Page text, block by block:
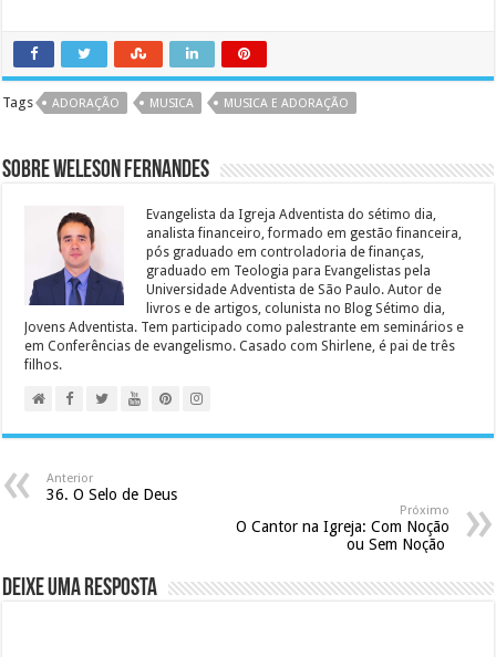
Tags ADORAÇÃO MUSICA MUSICA E ADORAÇÃO
Sobre Weleson Fernandes
Evangelista da Igreja Adventista do sétimo dia,
analista financeiro, formado em gestão financeira,
pós graduado em controladoria de finanças,
graduado em Teologia para Evangelistas pela
Universidade Adventista de São Paulo. Autor de
livros e de artigos, colunista no Blog Sétimo dia,
Jovens Adventista. Tem participado como palestrante em seminários e
em Conferências de evangelismo. Casado com Shirlene, é pai de três
filhos.
Anterior
36. O Selo de Deus
Próximo
O Cantor na Igreja: Com Noção
ou Sem Noção
Deixe uma resposta